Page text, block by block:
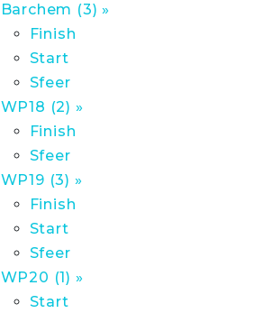
Barchem (3) »
Finish
Start
Sfeer
WP18 (2) »
Finish
Sfeer
WP19 (3) »
Finish
Start
Sfeer
WP20 (1) »
Start